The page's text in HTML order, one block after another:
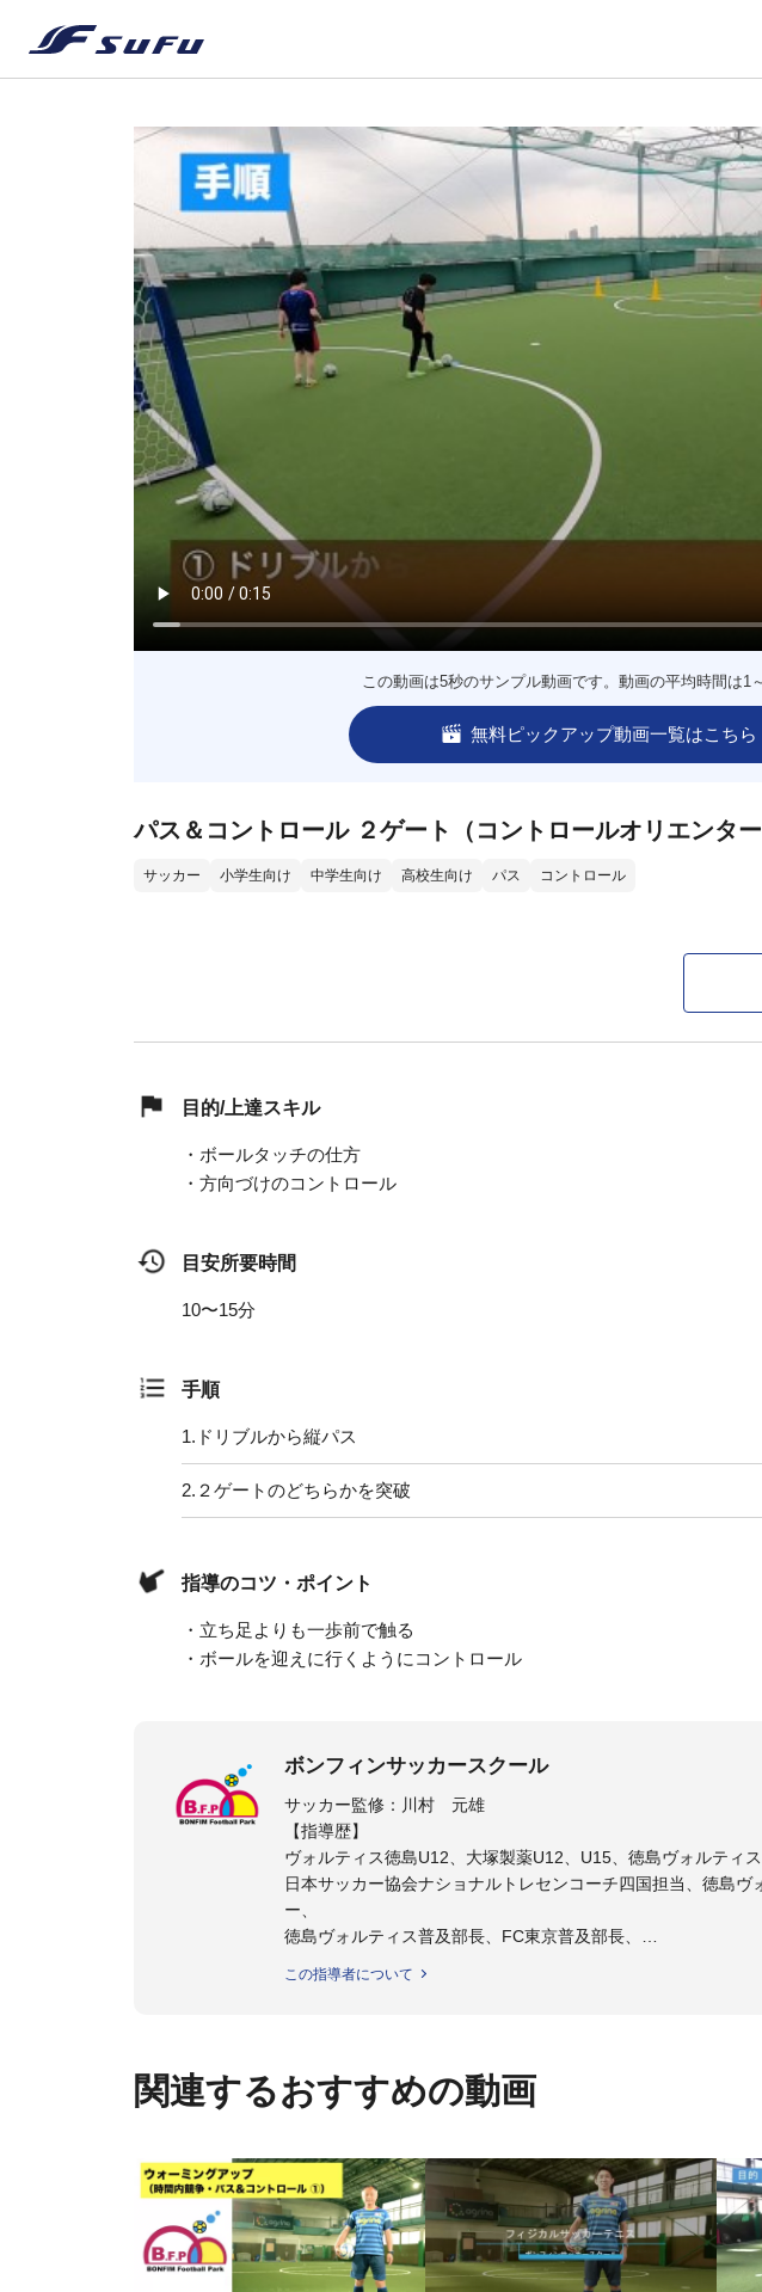
この動画は5秒のサンプル動画です。動画の平均時間は1
無料ピックアップ動画一覧はこちら
パス＆コントロール ２ゲート（コントロールオリエンター
サッカー 小学生向け 中学生向け 高校生向け パス コントロール
目的/上達スキル
・ボールタッチの仕方
・方向づけのコントロール
目安所要時間
10〜15分
手順
1. ドリブルから縦パス
2. ２ゲートのどちらかを突破
指導のコツ・ポイント
・立ち足よりも一歩前で触る
・ボールを迎えに行くようにコントロール
ボンフィンサッカースクール
サッカー監修：川村 元雄
【指導歴】
ヴォルティス徳島U12、大塚製薬U12、U15、徳島ヴォルティス
日本サッカー協会ナショナルトレセンコーチ四国担当、徳島ヴ
ー、
徳島ヴォルティス普及部長、FC東京普及部長、
フットサル監修：小西 鉄平
日本サッカー協会フットサルインストラクター、AFC（アジア
ラクター
【資格】
JFA公認A級コーチジェネラルライセンス・JFA公認フットサル
この指導者について
関連するおすすめの動画